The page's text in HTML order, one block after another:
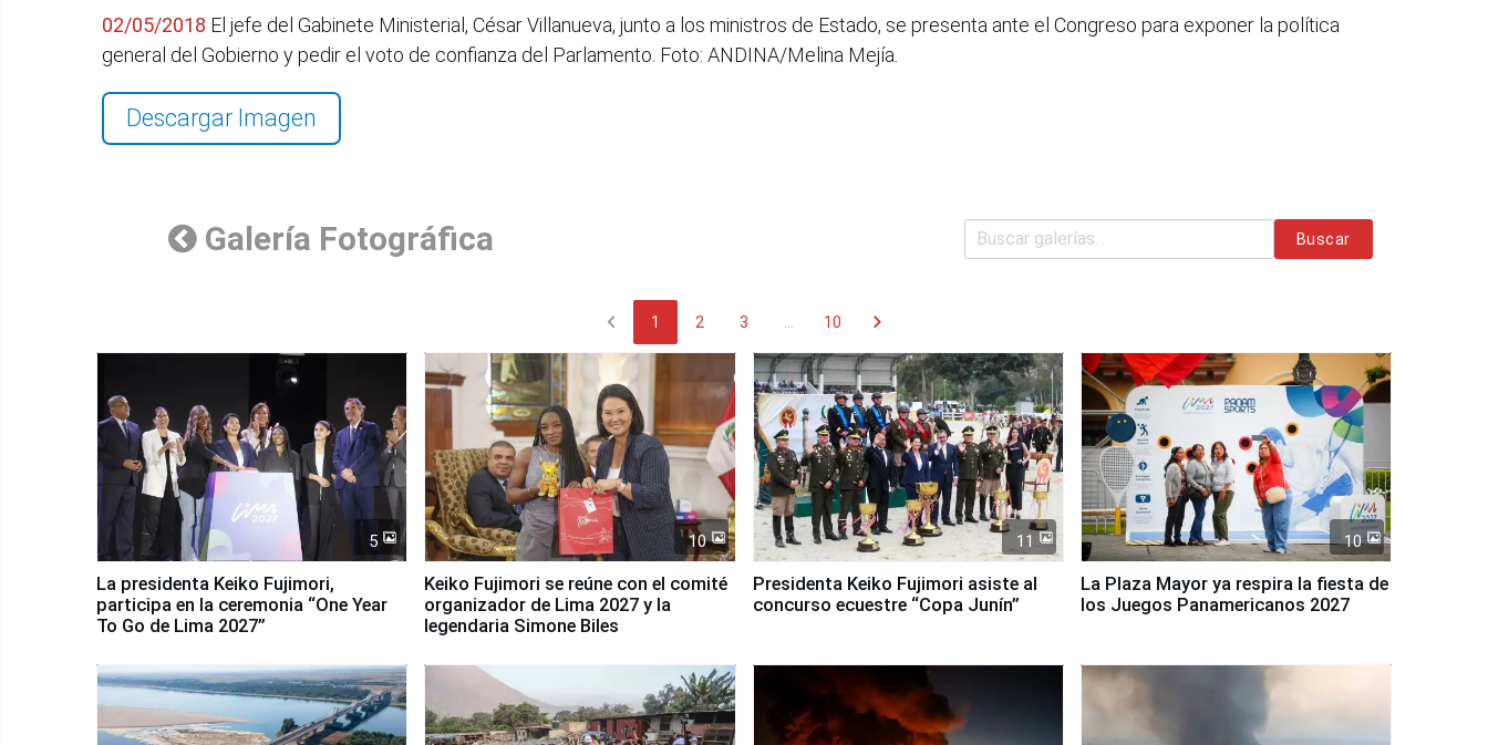
02/05/2018 El jefe del Gabinete Ministerial, César Villanueva, junto a los ministros de Estado, se presenta ante el Congreso para exponer la política
general del Gobierno y pedir el voto de confianza del Parlamento. Foto: ANDINA/Melina Mejía.
Descargar Imagen
Galería Fotográfica Buscar
chevron_left 1 2 3 10 chevron_right
5
La presidenta Keiko Fujimori,
participa en la ceremonia “One Year
To Go de Lima 2027”
10
Keiko Fujimori se reúne con el comité
organizador de Lima 2027 y la
legendaria Simone Biles
11
Presidenta Keiko Fujimori asiste al
concurso ecuestre “Copa Junín”
10
La Plaza Mayor ya respira la fiesta de
los Juegos Panamericanos 2027